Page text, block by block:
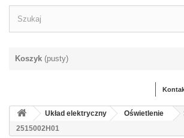
Koszyk (pusty)
Układ elektryczny Oświetlenie
2515002H01